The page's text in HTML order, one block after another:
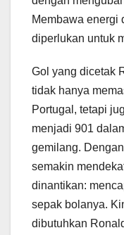
Membawa energi
diperlukan untuk
Gol yang dicetak
tidak hanya
Portugal, tetapi
menjadi 901
gemilang.
semakin
dinantikan:
sepak bolanya.
dibutuhkan